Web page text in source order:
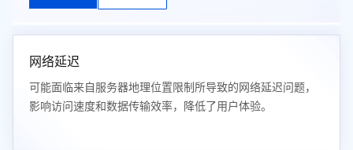
网络延迟
可能面临来自服务器地理位置限制所导致的网络延迟问题，
影响访问速度和数据传输效率，降低了用户体验。